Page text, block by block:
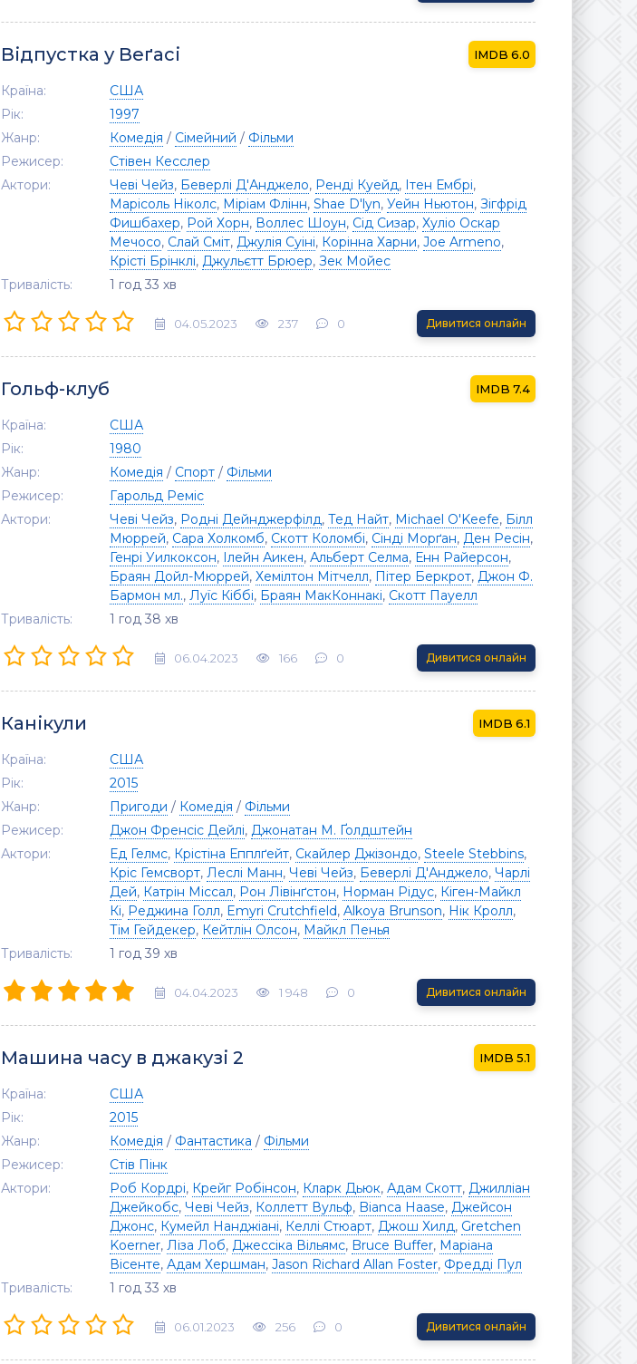
Відпустка у Веґасі 6.0
Країна:
США
Рік:
1997
Жанр:
Комедія / Сімейний / Фільми
Режисер:
Стівен Кесслер
Актори:
Чеві Чейз, Беверлі Д'Анджело, Ренді Куейд, Ітен Ембрі,
Марісоль Ніколс, Міріам Флінн, Shae D'lyn, Уейн Ньютон, Зігфрід
Фишбахер, Рой Хорн, Воллес Шоун, Сід Сизар, Хуліо Оскар
Мечосо, Слай Сміт, Джулія Суіні, Корінна Харни, Joe Armeno,
Крісті Брінклі, Джульєтт Брюер, Зек Мойес
Тривалість:
1 год 33 хв
04.05.2023 237 0 Дивитися онлайн
Гольф-клуб 7.4
Країна:
США
Рік:
1980
Жанр:
Комедія / Спорт / Фільми
Режисер:
Гарольд Реміс
Актори:
Чеві Чейз, Родні Дейнджерфілд, Тед Найт, Michael O'Keefe, Білл
Мюррей, Сара Холкомб, Скотт Коломбі, Сінді Морґан, Ден Ресін,
Генрі Уилкоксон, Ілейн Аикен, Альберт Селма, Енн Райерсон,
Браян Дойл-Мюррей, Хемілтон Мітчелл, Пітер Беркрот, Джон Ф.
Бармон мл., Луїс Кіббі, Браян МакКоннакі, Скотт Пауелл
Тривалість:
1 год 38 хв
06.04.2023 166 0 Дивитися онлайн
Канікули 6.1
Країна:
США
Рік:
2015
Жанр:
Пригоди / Комедія / Фільми
Режисер:
Джон Френсіс Дейлі, Джонатан М. Ґолдштейн
Актори:
Ед Гелмс, Крістіна Епплґейт, Скайлер Джізондо, Steele Stebbins,
Кріс Гемсворт, Леслі Манн, Чеві Чейз, Беверлі Д'Анджело, Чарлі
Дей, Катрін Міссал, Рон Лівінґстон, Норман Рідус, Кіген-Майкл
Кі, Реджина Голл, Emyri Crutchfield, Alkoya Brunson, Нік Кролл,
Тім Гейдекер, Кейтлін Олсон, Майкл Пенья
Тривалість:
1 год 39 хв
04.04.2023 1 948 0 Дивитися онлайн
Машина часу в джакузі 2 5.1
Країна:
США
Рік:
2015
Жанр:
Комедія / Фантастика / Фільми
Режисер:
Стів Пінк
Актори:
Роб Кордрі, Крейг Робінсон, Кларк Дьюк, Адам Скотт, Джилліан
Джейкобс, Чеві Чейз, Коллетт Вульф, Bianca Haase, Джейсон
Джонс, Кумейл Нанджіані, Келлі Стюарт, Джош Хилд, Gretchen
Koerner, Ліза Лоб, Джессіка Вільямс, Bruce Buffer, Маріана
Вісенте, Адам Хершман, Jason Richard Allan Foster, Фредді Пул
Тривалість:
1 год 33 хв
06.01.2023 256 0 Дивитися онлайн